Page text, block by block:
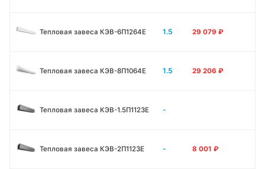
Тепловая завеса КЭВ-6П1264E 1.5 29 079 ₽
Тепловая завеса КЭВ-8П1064E 1.5 29 206 ₽
Тепловая завеса КЭВ-1.5П1123E -
Тепловая завеса КЭВ-2П1123E - 8 001 ₽